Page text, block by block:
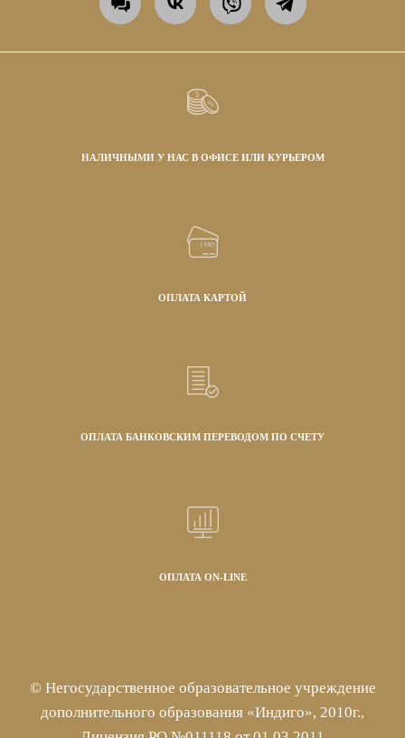
НАЛИЧНЫМИ У НАС В ОФИСЕ ИЛИ КУРЬЕРОМ
ОПЛАТА КАРТОЙ
ОПЛАТА БАНКОВСКИМ ПЕРЕВОДОМ ПО СЧЕТУ
ОПЛАТА ON-LINE
© Негосударственное образовательное учреждение
дополнительного образования «Индиго», 2010г.,